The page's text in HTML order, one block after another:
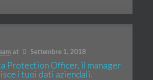
at Settembre 1, 2018
Protection Officer, il manager
i tuoi dati aziendali.